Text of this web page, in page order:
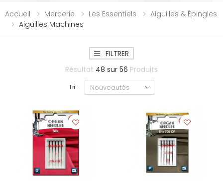
Accueil Mercerie Les Essentiels
Aiguilles & Épingles
Aiguilles Machines
FILTRER
Résultat 48 sur 56 Produits
Tri: